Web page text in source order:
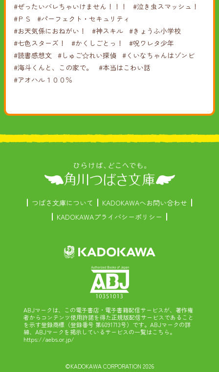
#ぜったいバレちゃいけません！！！
#泣き虫スマッシュ！
#ＰＳ
#パーフェクト・セキュリティ
#お天気係におねがい！
#神スキル #きょうふ小学校
#七色スターズ！
#かくしごとっ！
#呪ワレタ少年
#読書感想文
#しゅご☆れい探偵 #くいなちゃんはゾンビ
#海斗くんと、この家で。
#本当はこわい話
#アオハル１００％
つばさ文庫について
KADOKAWAへお問い合わせ
KADOKAWAプライバシーポリシー
ABJマークは、この電子書店・電子書籍配信サービスが、著作権
者からコンテンツ使用許諾を得た正規版配信サービスであること
を示す登録商標（登録番号 第6091713号）です。ABJマークの詳
細、ABJマークを掲示しているサービスの一覧はこちら。
https://aebs.or.jp/
©KADOKAWA CORPORATION 2026